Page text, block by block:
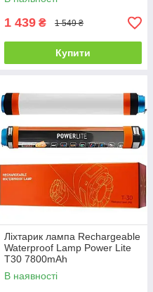
1 439 ₴ 1 549 ₴
Купити
Ліхтарик лампа Rechargeable
Waterproof Lamp Power Lite
T30 7800mAh
В наявності